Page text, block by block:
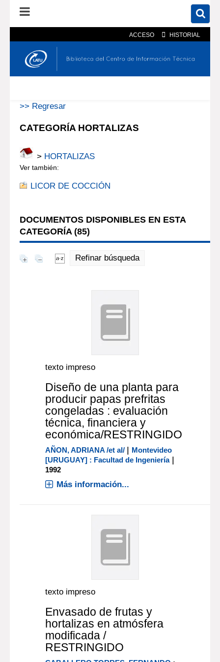
ACCESO HISTORIAL
En el catálogo En el sitio
>> Regresar
CATEGORÍA HORTALIZAS
> HORTALIZAS
Ver también:
LICOR DE COCCIÓN
DOCUMENTOS DISPONIBLES EN ESTA
CATEGORÍA (85)
Refinar búsqueda
texto impreso
Diseño de una planta para
producir papas prefritas
congeladas : evaluación
técnica, financiera y
económica/RESTRINGIDO
AÑON, ADRIANA /et al/ | Montevideo
[URUGUAY] : Facultad de Ingeniería|
1992
Más información...
texto impreso
Envasado de frutas y
hortalizas en atmósfera
modificada /
RESTRINGIDO